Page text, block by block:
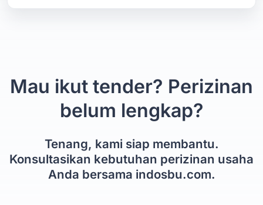
Mau ikut tender? Perizinan
belum lengkap?
Tenang, kami siap membantu.
Konsultasikan kebutuhan perizinan usaha
Anda bersama indosbu.com.